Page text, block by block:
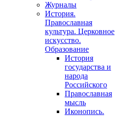
Журналы
История.
Православная
культура. Церковное
искусство.
Образование
История
государства и
народа
Российского
Православная
мысль
Иконопись.